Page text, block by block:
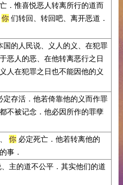
．惟喜悦恶人转离所行的道而
你们转回、转回吧、离开恶道．
国的人民说、义人的义、在犯罪
恶人的恶、在他转离恶行之日
人在犯罪之日也不能因他的义
定存活．他若倚靠他的义而作罪
不被记念．他必因所作的罪孽
你必定死亡．他若转离他的
事．
主的道不公平．其实他们的道